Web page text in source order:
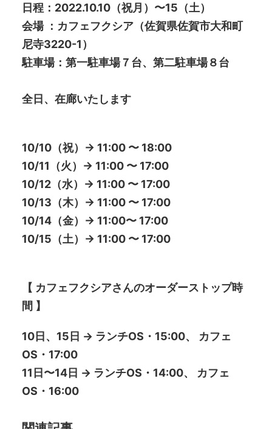
日程：2022.10.10（祝月）〜15（土）
会場 ： カフェフクシア（佐賀県佐賀市大和町
尼寺3220-1）
駐車場：第一駐車場７台、第二駐車場８台
全日、在廊いたします
10/10（祝）→ 11:00 〜 18:00
10/11（火）→ 11:00 〜 17:00
10/12（水）→ 11:00 〜 17:00
10/13（木）→ 11:00 〜 17:00
10/14（金）→ 11:00〜 17:00
10/15（土）→ 11:00 〜 17:00
【 カフェフクシアさんのオーダーストップ時
間 】
10日、15日 → ランチOS・15:00、 カフェ
OS・17:00
11日〜14日 → ランチOS・14:00、 カフェ
OS・16:00